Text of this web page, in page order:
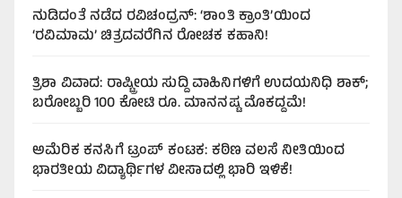
ನುಡಿದಂತೆ ನಡೆದ ರವಿಚಂದ್ರನ್: ‘ಶಾಂತಿ ಕ್ರಾಂತಿ’ಯಿಂದ
‘ರವಿಮಾಮ’ ಚಿತ್ರದವರೆಗಿನ ರೋಚಕ ಕಹಾನಿ!
ತ್ರಿಶಾ ವಿವಾದ: ರಾಷ್ಟ್ರೀಯ ಸುದ್ದಿ ವಾಹಿನಿಗಳಿಗೆ ಉದಯನಿಧಿ ಶಾಕ್;
ಬರೋಬ್ಬರಿ 100 ಕೋಟಿ ರೂ. ಮಾನನಷ್ಟ ಮೊಕದ್ದಮೆ!
ಅಮೆರಿಕ ಕನಸಿಗೆ ಟ್ರಂಪ್ ಕಂಟಕ: ಕಠಿಣ ವಲಸೆ ನೀತಿಯಿಂದ
ಭಾರತೀಯ ವಿದ್ಯಾರ್ಥಿಗಳ ವೀಸಾದಲ್ಲಿ ಭಾರಿ ಇಳಿಕೆ!